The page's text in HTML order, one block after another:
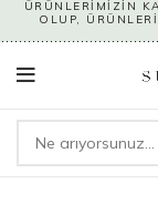
ÜRÜNLERİMİZİN
OLUP,